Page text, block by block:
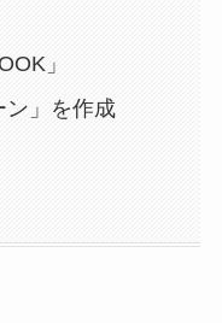
」
ン」を作成